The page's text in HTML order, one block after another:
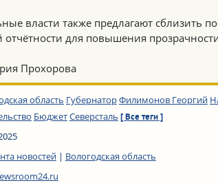
власти также предлагают сблизить
отчётности для повышения
Прохорова
область ГубернаторФилимонов Георгий
БюджетСеверсталь [ Все теги ]
новостей| Вологодская область